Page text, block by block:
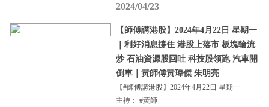
2024/04/23
【師傅講港股】2024年4月22日 星期一
｜利好消息撐住 港股上落市 板塊輪流
炒 石油資源股回吐 科技股領跑 汽車開
倒車｜黃師傅黃瑋傑 朱明亮
【#師傅講港股】2024年4月22日 星期一
主持： #黃師